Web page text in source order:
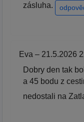
zásluha.
Eva – 21.5.2026
Dobry den tak
a 45 bodu z
nedostali na